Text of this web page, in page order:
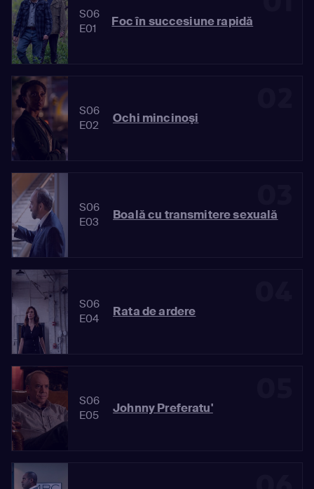
S06
E01
Foc în succesiune rapidă
S06
E02
Ochi mincinoşi
S06
E03
Boală cu transmitere sexuală
S06
E04
Rata de ardere
S06
E05
Johnny Preferatu'